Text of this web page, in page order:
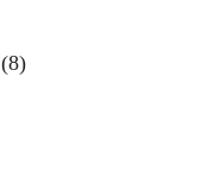
(8)